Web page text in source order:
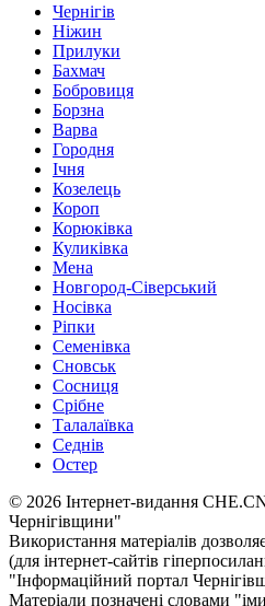
Чернігів
Ніжин
Прилуки
Бахмач
Бобровиця
Борзна
Варва
Городня
Ічня
Козелець
Короп
Корюківка
Куликівка
Мена
Новгород-Сіверський
Носівка
Ріпки
Семенівка
Сновськ
Сосниця
Срібне
Талалаївка
Седнів
Остер
© 2026 Інтернет-видання
Чернiгiвщини"
Використання матеріалів
(для інтернет-сайтів
"Інформаційний портал
Матеріали позначені словами